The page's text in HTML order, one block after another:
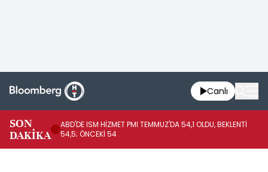
Canlı
SON
DAKİKA
ABD'DE ISM HİZMET PMI TEMMUZ'DA 54,1 OLDU, BEKLENTİ
54,5; ÖNCEKİ 54